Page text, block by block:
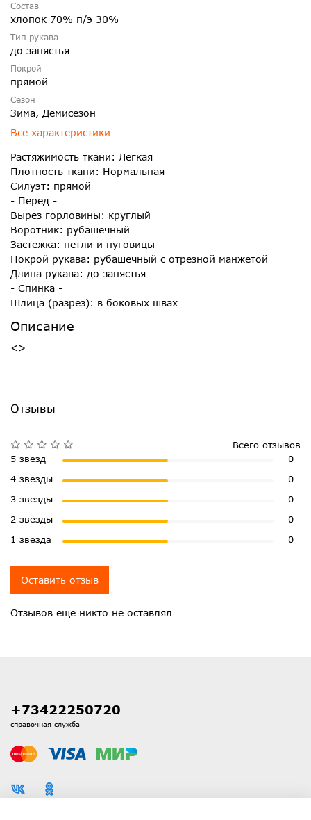
Состав
хлопок 70% п/э 30%
Тип рукава
до запястья
Покрой
прямой
Сезон
Зима, Демисезон
Все характеристики
Растяжимость ткани: Легкая
Плотность ткани: Нормальная
Силуэт: прямой
- Перед -
Вырез горловины: круглый
Воротник: рубашечный
Застежка: петли и пуговицы
Покрой рукава: рубашечный с отрезной манжетой
Длина рукава: до запястья
- Спинка -
Шлица (разрез): в боковых швах
Описание
<>
Отзывы
Отзывов еще никто не оставлял
Всего отзывов
5 звезд
0
4 звезды
0
3 звезды
0
2 звезды
0
1 звезда
0
Оставить отзыв
+73422250720
справочная служба